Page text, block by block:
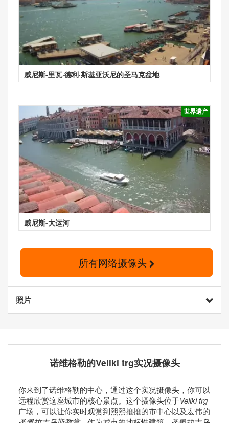
威尼斯-里瓦·德利·斯基亚沃尼的圣马克盆地
世界遗产
威尼斯-大运河
所有网络摄像头
照片
诺维格勒的Veliki trg实况摄像头
你来到了诺维格勒的中心，通过这个实况摄像头，你可以
远程欣赏这座城市的核心景点。这个摄像头位于Veliki trg
广场，可以让你实时观赏到熙熙攘攘的市中心以及宏伟的